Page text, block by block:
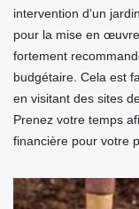
intervention d’un
pour la mise en
fortement
budgétaire. Cela est
en visitant des sites
Prenez votre temps
financière pour votre